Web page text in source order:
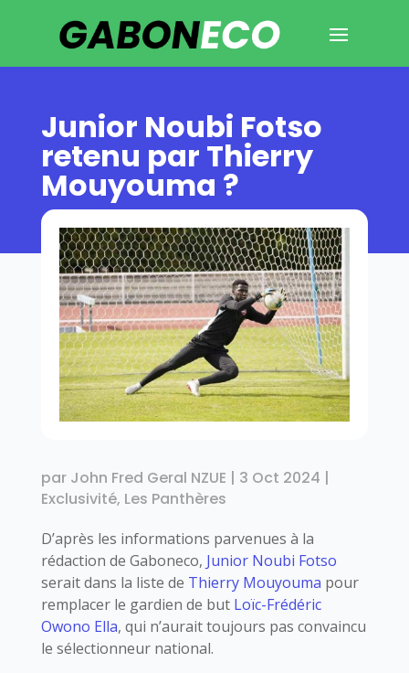
Junior Noubi Fotso
retenu par Thierry
Mouyouma ?
par John Fred Geral NZUE | 3 Oct 2024 |
Exclusivité, Les Panthères
D’après les informations parvenues à la
rédaction de Gaboneco, Junior Noubi Fotso
serait dans la liste de Thierry Mouyouma pour
remplacer le gardien de but Loïc-Frédéric
Owono Ella, qui n’aurait toujours pas convaincu
le sélectionneur national.